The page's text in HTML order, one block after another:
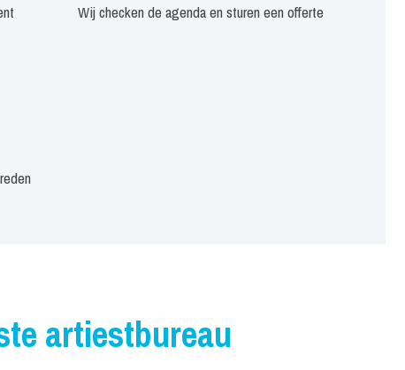
Wij checken de agenda en sturen een offerte
artiestbureau